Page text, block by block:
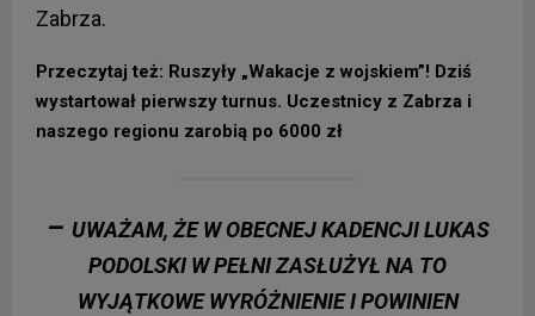
Zabrza.
Przeczytaj też: Ruszyły „Wakacje z wojskiem”! Dziś
wystartował pierwszy turnus. Uczestnicy z Zabrza i
naszego regionu zarobią po 6000 zł
– UWAŻAM, ŻE W OBECNEJ KADENCJI LUKAS
PODOLSKI W PEŁNI ZASŁUŻYŁ NA TO
WYJĄTKOWE WYRÓŻNIENIE I POWINIEN